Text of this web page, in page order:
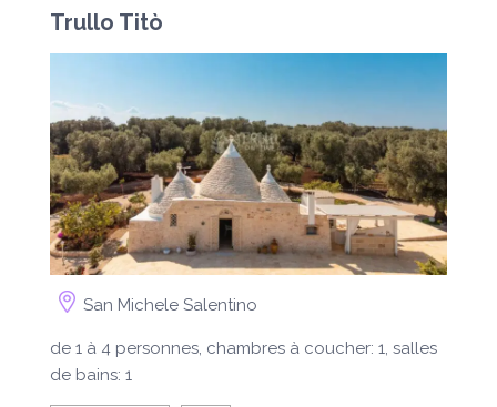
Trullo Titò
San Michele Salentino
de 1 à 4 personnes, chambres à coucher: 1, salles
de bains: 1